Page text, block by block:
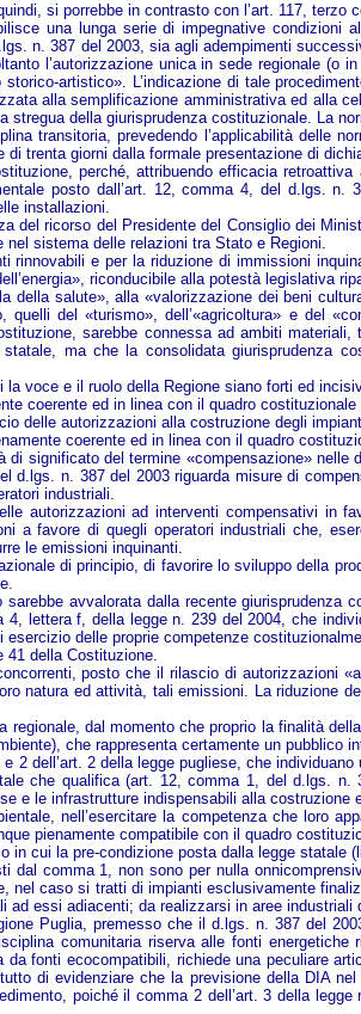
si porrebbe in contrasto con l’art. 117, terzo
una lunga serie di impegnative condizioni
n. 387 del 2003, sia agli adempimenti
l’autorizzazione unica in sede regionale (o
artistico». L’indicazione di tale
alla semplificazione amministrativa ed alla
della giurisprudenza costituzionale. La
transitoria, prevedendo l’applicabilità delle
trenta giorni dalla formale presentazione di
perché, attribuendo efficacia
posto dall’art. 12, comma 4, del d.lgs.
installazioni.
del ricorso del Presidente del Consiglio dei
sistema delle relazioni tra Stato e Regioni.
rinnovabili e per la riduzione di immissioni
riconducibile alla potestà legislativa
salute», alla «valorizzazione dei beni
quelli del «turismo», dell’«agricoltura» e del
sarebbe connessa ad ambiti
ma che la consolidata giurisprudenza
voce e il ruolo della Regione siano forti ed
coerente ed in linea con il quadro
delle autorizzazioni alla costruzione degli
coerente ed in linea con il quadro
significato del termine «compensazione»
n. 387 del 2003 riguarda misure di
industriali.
autorizzazioni ad interventi compensativi in
a favore di quegli operatori industriali che,
le emissioni inquinanti.
di principio, di favorire lo sviluppo della
avvalorata dalla recente
lettera f, della legge n. 239 del 2004, che
delle proprie competenze
41 della Costituzione.
posto che il rilascio di autorizzazioni
natura ed attività, tali emissioni. La riduzione
dal momento che proprio la finalità
che rappresenta certamente un pubblico
dell’art. 2 della legge pugliese, che
che qualifica (art. 12, comma 1, del d.lgs.
e le infrastrutture indispensabili alla costruzione
nell’esercitare la competenza che loro
pienamente compatibile con il quadro
in cui la pre-condizione posta dalla legge
dal comma 1, non sono per nulla
caso si tratti di impianti esclusivamente
essi adiacenti; da realizzarsi in aree industriali
Puglia, premesso che il d.lgs. n. 387 del
comunitaria riserva alle fonti energetiche
fonti ecocompatibili, richiede una peculiare
di evidenziare che la previsione della DIA
poiché il comma 2 dell’art. 3 della